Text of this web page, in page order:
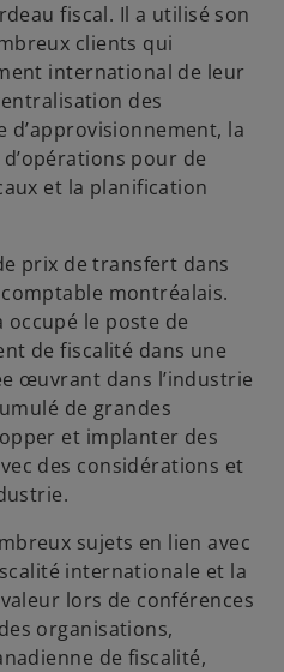
fiscal. Il a utilisé son
clients qui
international de leur
des
d’approvisionnement, la
pour de
et la planification
prix de transfert dans
montréalais.
occupé le poste de
de fiscalité dans une
œuvrant dans l’industrie
de grandes
et implanter des
des considérations et
sujets en lien avec
internationale et la
lors de conférences
organisations,
de fiscalité,